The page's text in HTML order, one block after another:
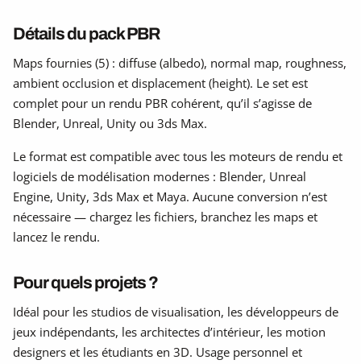
Détails du pack PBR
Maps fournies (5) : diffuse (albedo), normal map, roughness,
ambient occlusion et displacement (height). Le set est
complet pour un rendu PBR cohérent, qu’il s’agisse de
Blender, Unreal, Unity ou 3ds Max.
Le format est compatible avec tous les moteurs de rendu et
logiciels de modélisation modernes : Blender, Unreal
Engine, Unity, 3ds Max et Maya. Aucune conversion n’est
nécessaire — chargez les fichiers, branchez les maps et
lancez le rendu.
Pour quels projets ?
Idéal pour les studios de visualisation, les développeurs de
jeux indépendants, les architectes d’intérieur, les motion
designers et les étudiants en 3D. Usage personnel et